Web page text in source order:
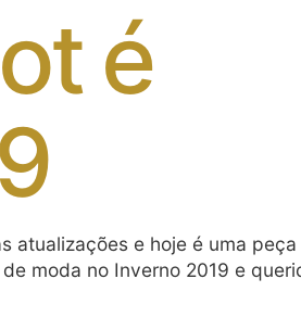
é
atualizações e hoje é uma peça
moda no Inverno 2019 e